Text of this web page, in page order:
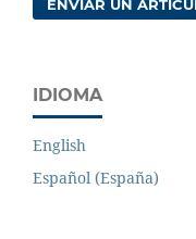
ENVIAR UN
IDIOMA
English
Español (España)